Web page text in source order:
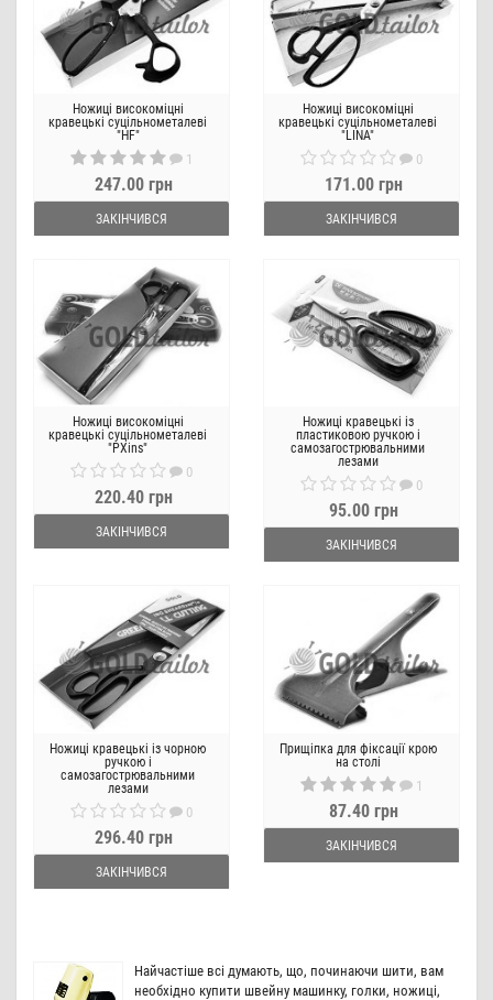
Ножиці високоміцні
кравецькі суцільнометалеві
"HF"
1
247.00 грн
ЗАКІНЧИВСЯ
Ножиці високоміцні
кравецькі суцільнометалеві
"LINA"
0
171.00 грн
ЗАКІНЧИВСЯ
Ножиці високоміцні
кравецькі суцільнометалеві
"PXins"
0
220.40 грн
ЗАКІНЧИВСЯ
Ножиці кравецькі із
пластиковою ручкою і
самозагострювальними
лезами
0
95.00 грн
ЗАКІНЧИВСЯ
Ножиці кравецькі із чорною
ручкою і
самозагострювальними
лезами
0
296.40 грн
ЗАКІНЧИВСЯ
Прищіпка для фіксації крою
на столі
1
87.40 грн
ЗАКІНЧИВСЯ
Найчастіше всі думають, що, починаючи шити, вам
необхідно купити швейну машинку, голки, ножиці,